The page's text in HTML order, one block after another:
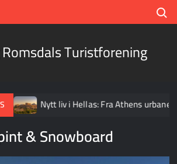
Turistforening
Nytt liv i Hellas: Fra Athens urbane
& Snowboard